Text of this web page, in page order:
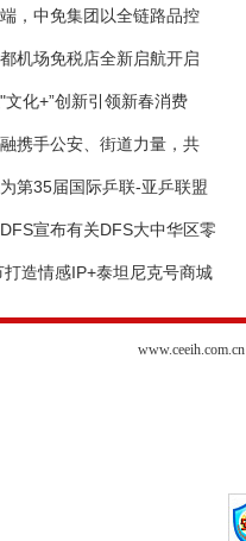
，中免集团以全链路品控
机场免税店全新启航开启
化+”创新引领新春消费
携手公安、街道力量，共
第35届国际乒联-亚乒联盟
宣布有关DFS大中华区零
造情感IP+泰坦尼克号商城
www.ceeih.com.cn